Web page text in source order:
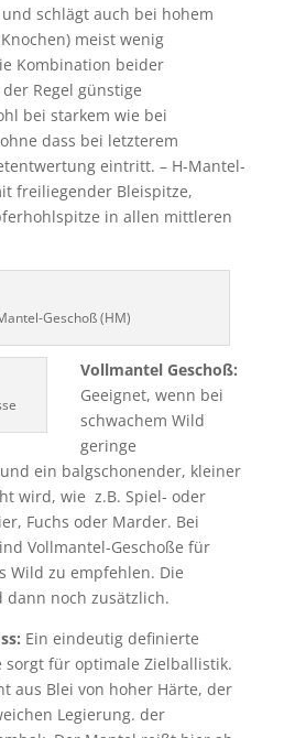
schlägt auch bei hohem
meist wenig
Kombination beider
Regel günstige
bei starkem wie bei
dass bei letzterem
eintritt. – H-Mantel-
freiliegender Bleispitze,
in allen mittleren
Geschoß (HM)
Vollmantel Geschoß:
Geeignet, wenn bei
schwachem Wild
geringe
ein balgschonender, kleiner
wird, wie z.B. Spiel- oder
Fuchs oder Marder. Bei
Vollmantel-Geschoße für
Wild zu empfehlen. Die
dann noch zusätzlich.
Ein eindeutig definierte
sorgt für optimale Zielballistik.
aus Blei von hoher Härte, der
Legierung. der